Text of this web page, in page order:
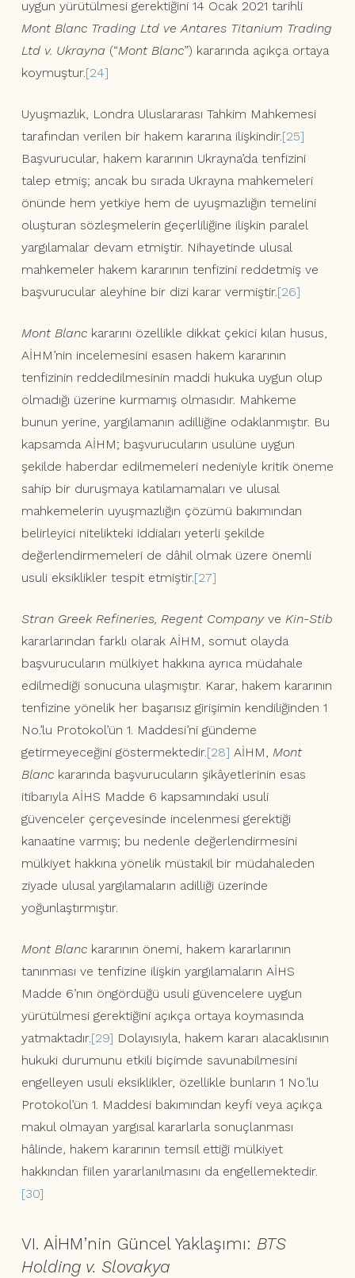
uygun yürütülmesi gerektiğini 14 Ocak 2021 tarihli
Mont Blanc Trading Ltd ve Antares Titanium Trading
Ltd v. Ukrayna (“Mont Blanc”) kararında açıkça ortaya
koymuştur.[24]
Uyuşmazlık, Londra Uluslararası Tahkim Mahkemesi
tarafından verilen bir hakem kararına ilişkindir.[25]
Başvurucular, hakem kararının Ukrayna’da tenfizini
talep etmiş; ancak bu sırada Ukrayna mahkemeleri
önünde hem yetkiye hem de uyuşmazlığın temelini
oluşturan sözleşmelerin geçerliliğine ilişkin paralel
yargılamalar devam etmiştir. Nihayetinde ulusal
mahkemeler hakem kararının tenfizini reddetmiş ve
başvurucular aleyhine bir dizi karar vermiştir.[26]
Mont Blanckararını özellikle dikkat çekici kılan husus,
AİHM’nin incelemesini esasen hakem kararının
tenfizinin reddedilmesinin maddi hukuka uygun olup
olmadığı üzerine kurmamış olmasıdır. Mahkeme
bunun yerine, yargılamanın adilliğine odaklanmıştır. Bu
kapsamda AİHM; başvurucuların usulüne uygun
şekilde haberdar edilmemeleri nedeniyle kritik öneme
sahip bir duruşmaya katılamamaları ve ulusal
mahkemelerin uyuşmazlığın çözümü bakımından
belirleyici nitelikteki iddiaları yeterli şekilde
değerlendirmemeleri de dâhil olmak üzere önemli
usuli eksiklikler tespit etmiştir.[27]
Stran Greek Refineries, Regent Companyve Kin-Stib
kararlarından farklı olarak AİHM, somut olayda
başvurucuların mülkiyet hakkına ayrıca müdahale
edilmediği sonucuna ulaşmıştır. Karar, hakem kararının
tenfizine yönelik her başarısız girişimin kendiliğinden 1
No.’lu Protokol’ün 1. Maddesi’ni gündeme
getirmeyeceğini göstermektedir.[28] AİHM, Mont
Blanckararında başvurucuların şikâyetlerinin esas
itibarıyla AİHS Madde 6 kapsamındaki usuli
güvenceler çerçevesinde incelenmesi gerektiği
kanaatine varmış; bu nedenle değerlendirmesini
mülkiyet hakkına yönelik müstakil bir müdahaleden
ziyade ulusal yargılamaların adilliği üzerinde
yoğunlaştırmıştır.
Mont Blanckararının önemi, hakem kararlarının
tanınması ve tenfizine ilişkin yargılamaların AİHS
Madde 6’nın öngördüğü usuli güvencelere uygun
yürütülmesi gerektiğini açıkça ortaya koymasında
yatmaktadır.[29] Dolayısıyla, hakem kararı alacaklısının
hukuki durumunu etkili biçimde savunabilmesini
engelleyen usuli eksiklikler, özellikle bunların 1 No.’lu
Protokol’ün 1. Maddesi bakımından keyfi veya açıkça
makul olmayan yargısal kararlarla sonuçlanması
hâlinde, hakem kararının temsil ettiği mülkiyet
hakkından fiilen yararlanılmasını da engellemektedir.
[30]
VI. AİHM’nin Güncel Yaklaşımı: BTS
Holding v. Slovakya